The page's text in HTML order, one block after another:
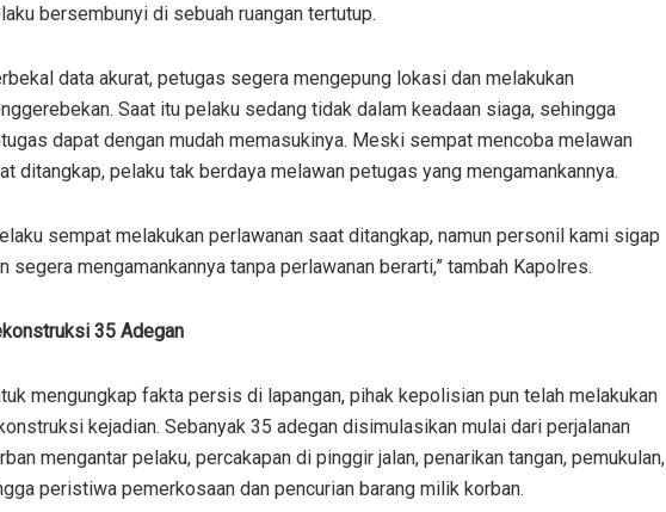
bersembunyi di sebuah ruangan tertutup.
data akurat, petugas segera mengepung lokasi dan melakukan
Saat itu pelaku sedang tidak dalam keadaan siaga, sehingga
dapat dengan mudah memasukinya. Meski sempat mencoba melawan
ditangkap, pelaku tak berdaya melawan petugas yang mengamankannya.
sempat melakukan perlawanan saat ditangkap, namun personil kami sigap
segera mengamankannya tanpa perlawanan berarti,” tambah Kapolres.
35 Adegan
mengungkap fakta persis di lapangan, pihak kepolisian pun telah melakukan
kejadian. Sebanyak 35 adegan disimulasikan mulai dari perjalanan
mengantar pelaku, percakapan di pinggir jalan, penarikan tangan, pemukulan,
peristiwa pemerkosaan dan pencurian barang milik korban.